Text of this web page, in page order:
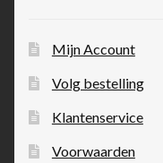
Mijn Account
Volg bestelling
Klantenservice
Voorwaarden